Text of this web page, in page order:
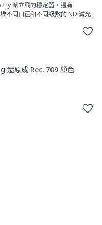
派立飛的穩定器，還有
不同口徑和不同級數的 ND 減光
還原成 Rec. 709 顏色